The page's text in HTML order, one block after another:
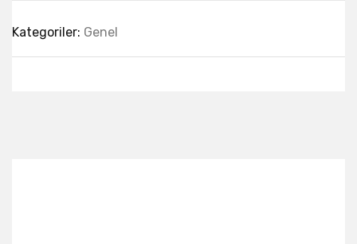
Kategoriler: Genel